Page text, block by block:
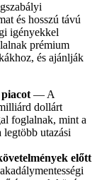
és hosszú távú
igényekkel
prémium
és ajánlják
— A
dollárt
foglalnak, mint a
legtöbb utazási
előtt